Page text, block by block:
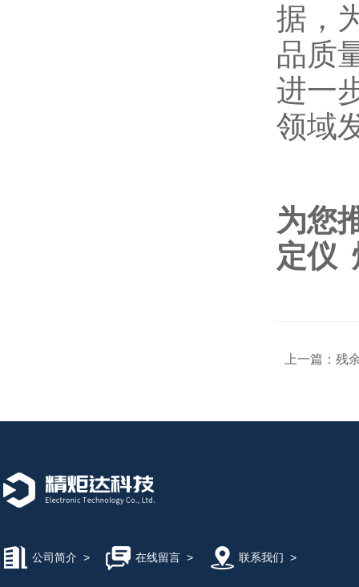
据，
品质
进一
领域
为您
定仪
上一篇： 残
公司简介 > 在线留言> 联系我们 >